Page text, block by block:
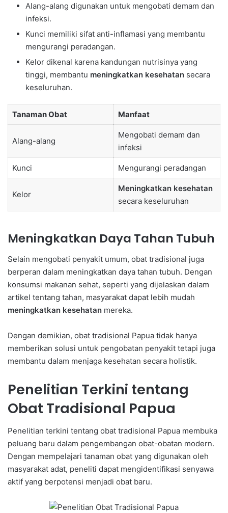
Alang-alang digunakan untuk mengobati demam dan
infeksi.
Kunci memiliki sifat anti-inflamasi yang membantu
mengurangi peradangan.
Kelor dikenal karena kandungan nutrisinya yang
tinggi, membantu meningkatkan kesehatan secara
keseluruhan.
Tanaman Obat Manfaat
Alang-alang
Mengobati demam dan
infeksi
Kunci Mengurangi peradangan
Kelor
Meningkatkan kesehatan
secara keseluruhan
Meningkatkan Daya Tahan Tubuh
Selain mengobati penyakit umum, obat tradisional juga
berperan dalam meningkatkan daya tahan tubuh. Dengan
konsumsi makanan sehat, seperti yang dijelaskan dalam
artikel tentang tahan, masyarakat dapat lebih mudah
meningkatkan kesehatan mereka.
Dengan demikian, obat tradisional Papua tidak hanya
memberikan solusi untuk pengobatan penyakit tetapi juga
membantu dalam menjaga kesehatan secara holistik.
Penelitian Terkini tentang
Obat Tradisional Papua
Penelitian terkini tentang obat tradisional Papua membuka
peluang baru dalam pengembangan obat-obatan modern.
Dengan mempelajari tanaman obat yang digunakan oleh
masyarakat adat, peneliti dapat mengidentifikasi senyawa
aktif yang berpotensi menjadi obat baru.